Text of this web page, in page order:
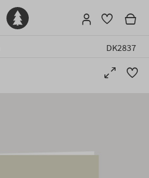
DK2837